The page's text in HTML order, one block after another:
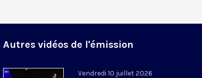
Autres vidéos de l'émission
Vendredi 10 juillet 2026